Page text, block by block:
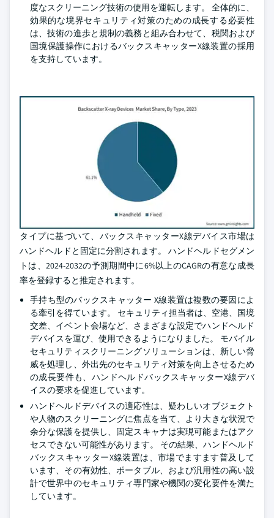
度なスクリーニング技術の使用を運転します。 全体的に、
効果的な境界セキュリティ対策のための成長する必要性
は、技術の進歩と規制の義務と組み合わせて、税関および
国境保護操作におけるバックスキャッターX線装置の採用
を支持しています。
タイプに基づいて、バックスキャッターX線デバイス市場は
ハンドヘルドと固定に分割されます。 ハンドヘルドセグメン
トは、2024-2032の予測期間中に6%以上のCAGRの有意な成長
率を登録すると推定されます。
手持ち型のバックスキャッター X線装置は複数の要因によ
る牽引を得ています。 セキュリティ担当者は、空港、国境
交差、イベント会場など、さまざまな設定でハンドヘルド
デバイスを運び、使用できるようになりました。 モバイル
セキュリティスクリーニングソリューションは、新しい脅
威を処理し、外出先のセキュリティ対策を向上させるため
の成長要件も、ハンドヘルドバックスキャッターX線デバ
イスの要求を促進しています。
ハンドヘルドデバイスの適応性は、疑わしいオブジェクト
や人物のスクリーニングに焦点を当て、より大きな状況で
余分な保護を提供し、固定スキャナは実現可能またはアク
セスできない可能性があります。 その結果、ハンドヘルド
バックスキャッターX線装置は、市場でますます普及して
います、その有効性、ポータブル、および汎用性の高い設
計で世界中のセキュリティ専門家や機関の変化要件を満た
しています。